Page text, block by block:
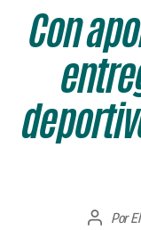
Con
AutorPor